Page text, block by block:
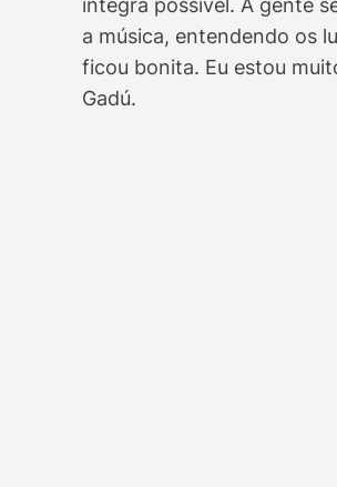
a música, entendendo os
ficou bonita. Eu estou
Gadú.